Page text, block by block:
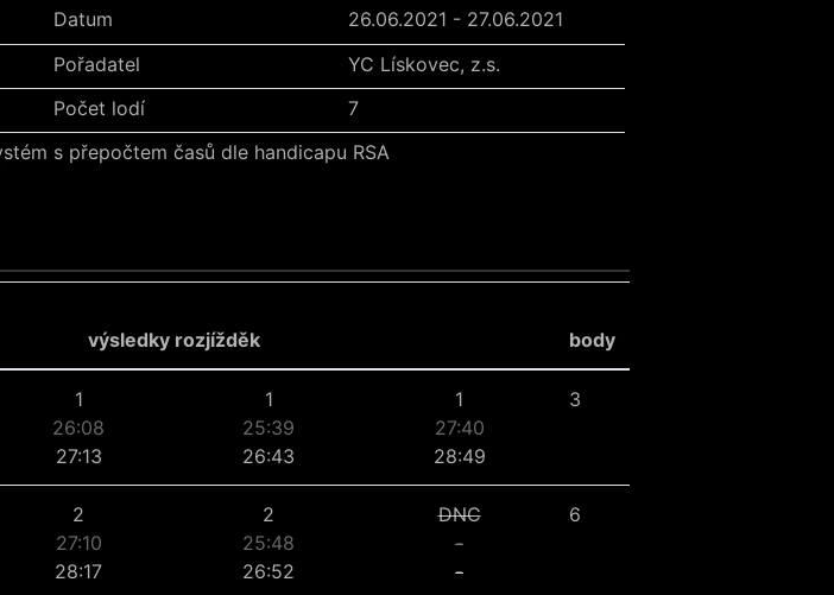
Datum
26.06.2021 - 27.06.2021
Pořadatel
YC Lískovec, z.s.
Počet lodí
7
s přepočtem časů dle handicapu RSA
výsledky rozjížděk body
1
26:08
27:13
1
25:39
26:43
1
27:40
28:49
3
2
27:10
28:17
2
25:48
26:52
DNC
-
-
6